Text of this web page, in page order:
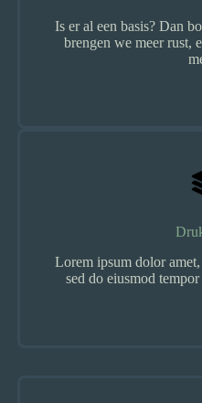
Is er al een basis? Dan
brengen we meer rust,
Lorem ipsum dolor
sed do eiusmod